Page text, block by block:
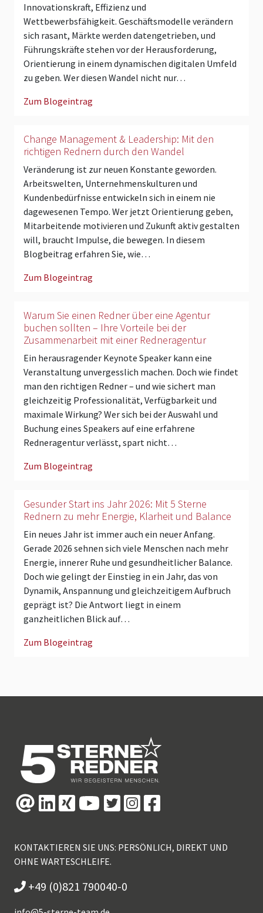
Innovationskraft, Effizienz und
Wettbewerbsfähigkeit. Geschäftsmodelle verändern
sich rasant, Märkte werden datengetrieben, und
Führungskräfte stehen vor der Herausforderung,
Orientierung in einem dynamischen digitalen Umfeld
zu geben. Wer diesen Wandel nicht nur…
Zum Blogeintrag
Change Management & Leadership: Mit den
richtigen Rednern durch den Wandel
Veränderung ist zur neuen Konstante geworden.
Arbeitswelten, Unternehmenskulturen und
Kundenbedürfnisse entwickeln sich in einem nie
dagewesenen Tempo. Wer jetzt Orientierung geben,
Mitarbeitende motivieren und Zukunft aktiv gestalten
will, braucht Impulse, die bewegen. In diesem
Blogbeitrag erfahren Sie, wie…
Zum Blogeintrag
Warum Sie einen Redner über eine Agentur
buchen sollten – Ihre Vorteile bei der
Zusammenarbeit mit einer Redneragentur
Ein herausragender Keynote Speaker kann eine
Veranstaltung unvergesslich machen. Doch wie findet
man den richtigen Redner – und wie sichert man
gleichzeitig Professionalität, Verfügbarkeit und
maximale Wirkung? Wer sich bei der Auswahl und
Buchung eines Speakers auf eine erfahrene
Redneragentur verlässt, spart nicht…
Zum Blogeintrag
Gesunder Start ins Jahr 2026: Mit 5 Sterne
Rednern zu mehr Energie, Klarheit und Balance
Ein neues Jahr ist immer auch ein neuer Anfang.
Gerade 2026 sehnen sich viele Menschen nach mehr
Energie, innerer Ruhe und gesundheitlicher Balance.
Doch wie gelingt der Einstieg in ein Jahr, das von
Dynamik, Anspannung und gleichzeitigem Aufbruch
geprägt ist? Die Antwort liegt in einem
ganzheitlichen Blick auf…
Zum Blogeintrag
KONTAKTIEREN SIE UNS: PERSÖNLICH, DIREKT UND
OHNE WARTESCHLEIFE.
+49 (0)821 790040-0